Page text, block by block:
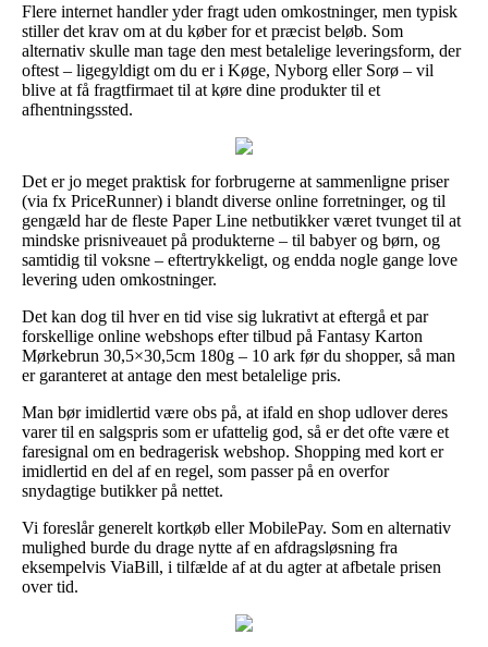
Flere internet handler yder fragt uden omkostninger, men typisk
stiller det krav om at du køber for et præcist beløb. Som
alternativ skulle man tage den mest betalelige leveringsform, der
oftest – ligegyldigt om du er i Køge, Nyborg eller Sorø – vil
blive at få fragtfirmaet til at køre dine produkter til et
afhentningssted.
Det er jo meget praktisk for forbrugerne at sammenligne priser
(via fx PriceRunner) i blandt diverse online forretninger, og til
gengæld har de fleste Paper Line netbutikker været tvunget til at
mindske prisniveauet på produkterne – til babyer og børn, og
samtidig til voksne – eftertrykkeligt, og endda nogle gange love
levering uden omkostninger.
Det kan dog til hver en tid vise sig lukrativt at eftergå et par
forskellige online webshops efter tilbud på Fantasy Karton
Mørkebrun 30,5×30,5cm 180g – 10 ark før du shopper, så man
er garanteret at antage den mest betalelige pris.
Man bør imidlertid være obs på, at ifald en shop udlover deres
varer til en salgspris som er ufattelig god, så er det ofte være et
faresignal om en bedragerisk webshop. Shopping med kort er
imidlertid en del af en regel, som passer på en overfor
snydagtige butikker på nettet.
Vi foreslår generelt kortkøb eller MobilePay. Som en alternativ
mulighed burde du drage nytte af en afdragsløsning fra
eksempelvis ViaBill, i tilfælde af at du agter at afbetale prisen
over tid.